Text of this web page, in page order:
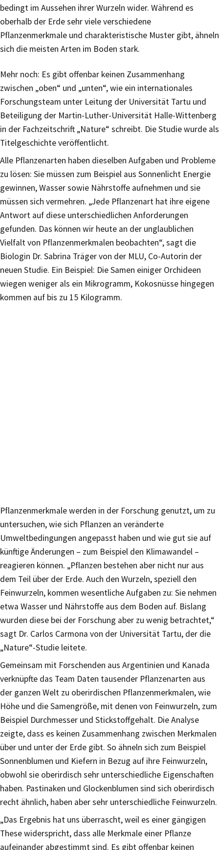
bedingt im Aussehen ihrer Wurzeln wider. Während es
oberhalb der Erde sehr viele verschiedene
Pflanzenmerkmale und charakteristische Muster gibt, ähneln
sich die meisten Arten im Boden stark.
Mehr noch: Es gibt offenbar keinen Zusammenhang
zwischen „oben“ und „unten“, wie ein internationales
Forschungsteam unter Leitung der Universität Tartu und
Beteiligung der Martin-Luther-Universität Halle-Wittenberg
in der Fachzeitschrift „Nature“ schreibt. Die Studie wurde als
Titelgeschichte veröffentlicht.
Alle Pflanzenarten haben dieselben Aufgaben und Probleme
zu lösen: Sie müssen zum Beispiel aus Sonnenlicht Energie
gewinnen, Wasser sowie Nährstoffe aufnehmen und sie
müssen sich vermehren. „Jede Pflanzenart hat ihre eigene
Antwort auf diese unterschiedlichen Anforderungen
gefunden. Das können wir heute an der unglaublichen
Vielfalt von Pflanzenmerkmalen beobachten“, sagt die
Biologin Dr. Sabrina Träger von der MLU, Co-Autorin der
neuen Studie. Ein Beispiel: Die Samen einiger Orchideen
wiegen weniger als ein Mikrogramm, Kokosnüsse hingegen
kommen auf bis zu 15 Kilogramm.
Pflanzenmerkmale werden in der Forschung genutzt, um zu
untersuchen, wie sich Pflanzen an veränderte
Umweltbedingungen angepasst haben und wie gut sie auf
künftige Änderungen – zum Beispiel den Klimawandel –
reagieren können. „Pflanzen bestehen aber nicht nur aus
dem Teil über der Erde. Auch den Wurzeln, speziell den
Feinwurzeln, kommen wesentliche Aufgaben zu: Sie nehmen
etwa Wasser und Nährstoffe aus dem Boden auf. Bislang
wurden diese bei der Forschung aber zu wenig betrachtet,“
sagt Dr. Carlos Carmona von der Universität Tartu, der die
„Nature“-Studie leitete.
Gemeinsam mit Forschenden aus Argentinien und Kanada
verknüpfte das Team Daten tausender Pflanzenarten aus
der ganzen Welt zu oberirdischen Pflanzenmerkmalen, wie
Höhe und die Samengröße, mit denen von Feinwurzeln, zum
Beispiel Durchmesser und Stickstoffgehalt. Die Analyse
zeigte, dass es keinen Zusammenhang zwischen Merkmalen
über und unter der Erde gibt. So ähneln sich zum Beispiel
Sonnenblumen und Kiefern in Bezug auf ihre Feinwurzeln,
obwohl sie oberirdisch sehr unterschiedliche Eigenschaften
haben. Pastinaken und Glockenblumen sind sich oberirdisch
recht ähnlich, haben aber sehr unterschiedliche Feinwurzeln.
„Das Ergebnis hat uns überrascht, weil es einer gängigen
These widerspricht, dass alle Merkmale einer Pflanze
aufeinander abgestimmt sind. Es gibt offenbar keinen